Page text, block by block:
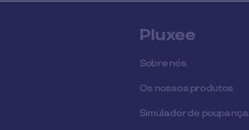
Pluxee
Sobre nós
Os nossos produtos
Simulador de poupança